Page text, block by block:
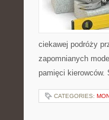
ciekawej podróży
zapomnianych
pamięci
CATEGORIES: